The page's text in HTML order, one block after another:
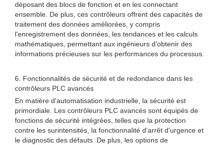
déposant des blocs de fonction et en les connectant
ensemble. De plus, ces contrôleurs offrent des capacités de
traitement des données améliorées, y compris
l'enregistrement des données, les tendances et les calculs
mathématiques, permettant aux ingénieurs d'obtenir des
informations précieuses sur les performances du processus.
6. Fonctionnalités de sécurité et de redondance dans les
contrôleurs PLC avancés
En matière d'automatisation industrielle, la sécurité est
primordiale. Les contrôleurs PLC avancés sont équipés de
fonctions de sécurité intégrées, telles que la protection
contre les surintensités, la fonctionnalité d'arrêt d'urgence et
le diagnostic des défauts. De plus, les options de